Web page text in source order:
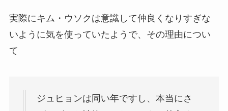
実際にキム・ウソクは意識して仲良くなりすぎな
いように気を使っていたようで、その理由につい
て
ジュヒョンは同い年ですし、本当にさ